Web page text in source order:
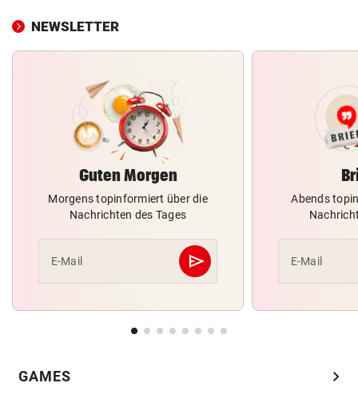
NEWSLETTER
Guten Morgen
Morgens topinformiert über die
Nachrichten des Tages
E-Mail send
Abschicken
Abends
E-Mail
GAMES chevron_right